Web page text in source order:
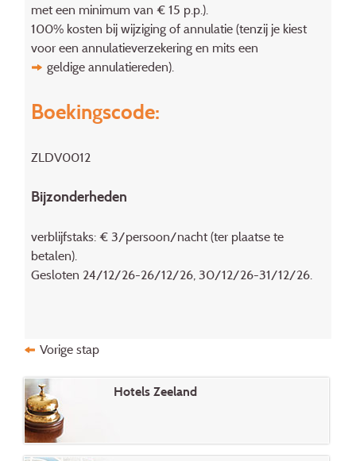
met een minimum van € 15 p.p.).
100% kosten bij wijziging of annulatie (tenzij je kiest
voor een annulatieverzekering en mits een
geldige annulatiereden).
Boekingscode:
ZLDV0012
Bijzonderheden
verblijfstaks: € 3/persoon/nacht (ter plaatse te
betalen).
Gesloten 24/12/26-26/12/26, 30/12/26-31/12/26.
Vorige stap
Hotels Zeeland